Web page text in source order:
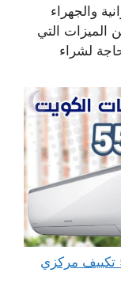
والجهراء
الميزات التي
لشراء
فني تكييف وتبريد الرميثية 55560390 تكييف مركزي